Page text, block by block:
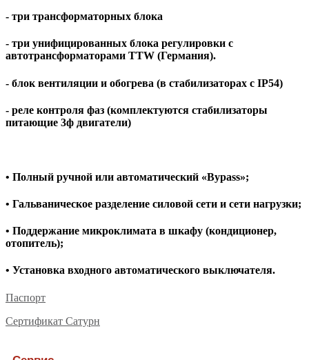
- три трансформаторных блока
- три унифицированных блока регулировки с
автотрансформаторами TTW (Германия).
- блок вентиляции и обогрева (в стабилизаторах c IP54)
- реле контроля фаз (комплектуются стабилизаторы
питающие 3ф двигатели)
• Полный ручной или автоматический «Bypass»;
• Гальваническое разделение силовой сети и сети нагрузки;
• Поддержание микроклимата в шкафу (кондиционер,
отопитель);
• Установка входного автоматического выключателя.
Паспорт
Сертификат Сатурн